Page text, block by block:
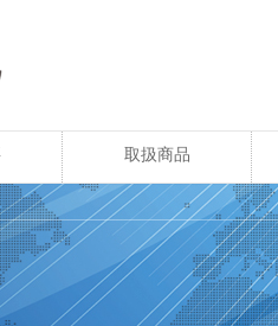
取扱商品